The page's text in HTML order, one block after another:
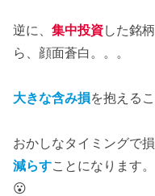
逆に、 集中投資した銘
ら、顔面蒼白。。。
大きな含み損を抱える
おかしなタイミングで
減らすことになります。
😮